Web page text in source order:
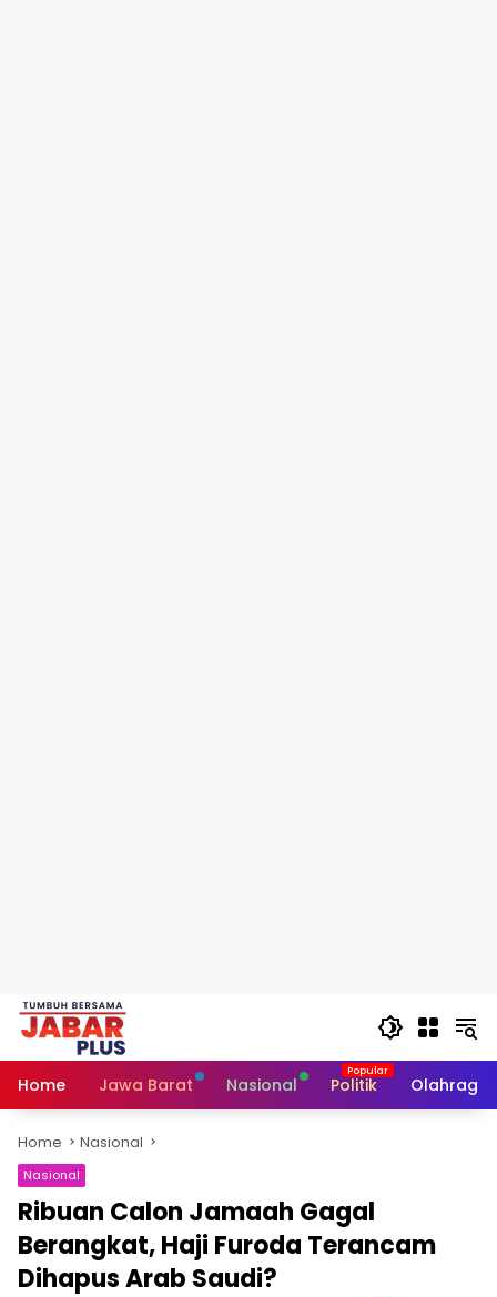
Skip
Home
Jawa Barat Nasional Politik Olahraga
Home Nasional
Nasional
Ribuan Calon Jamaah Gagal
Berangkat, Haji Furoda Terancam
Dihapus Arab Saudi?